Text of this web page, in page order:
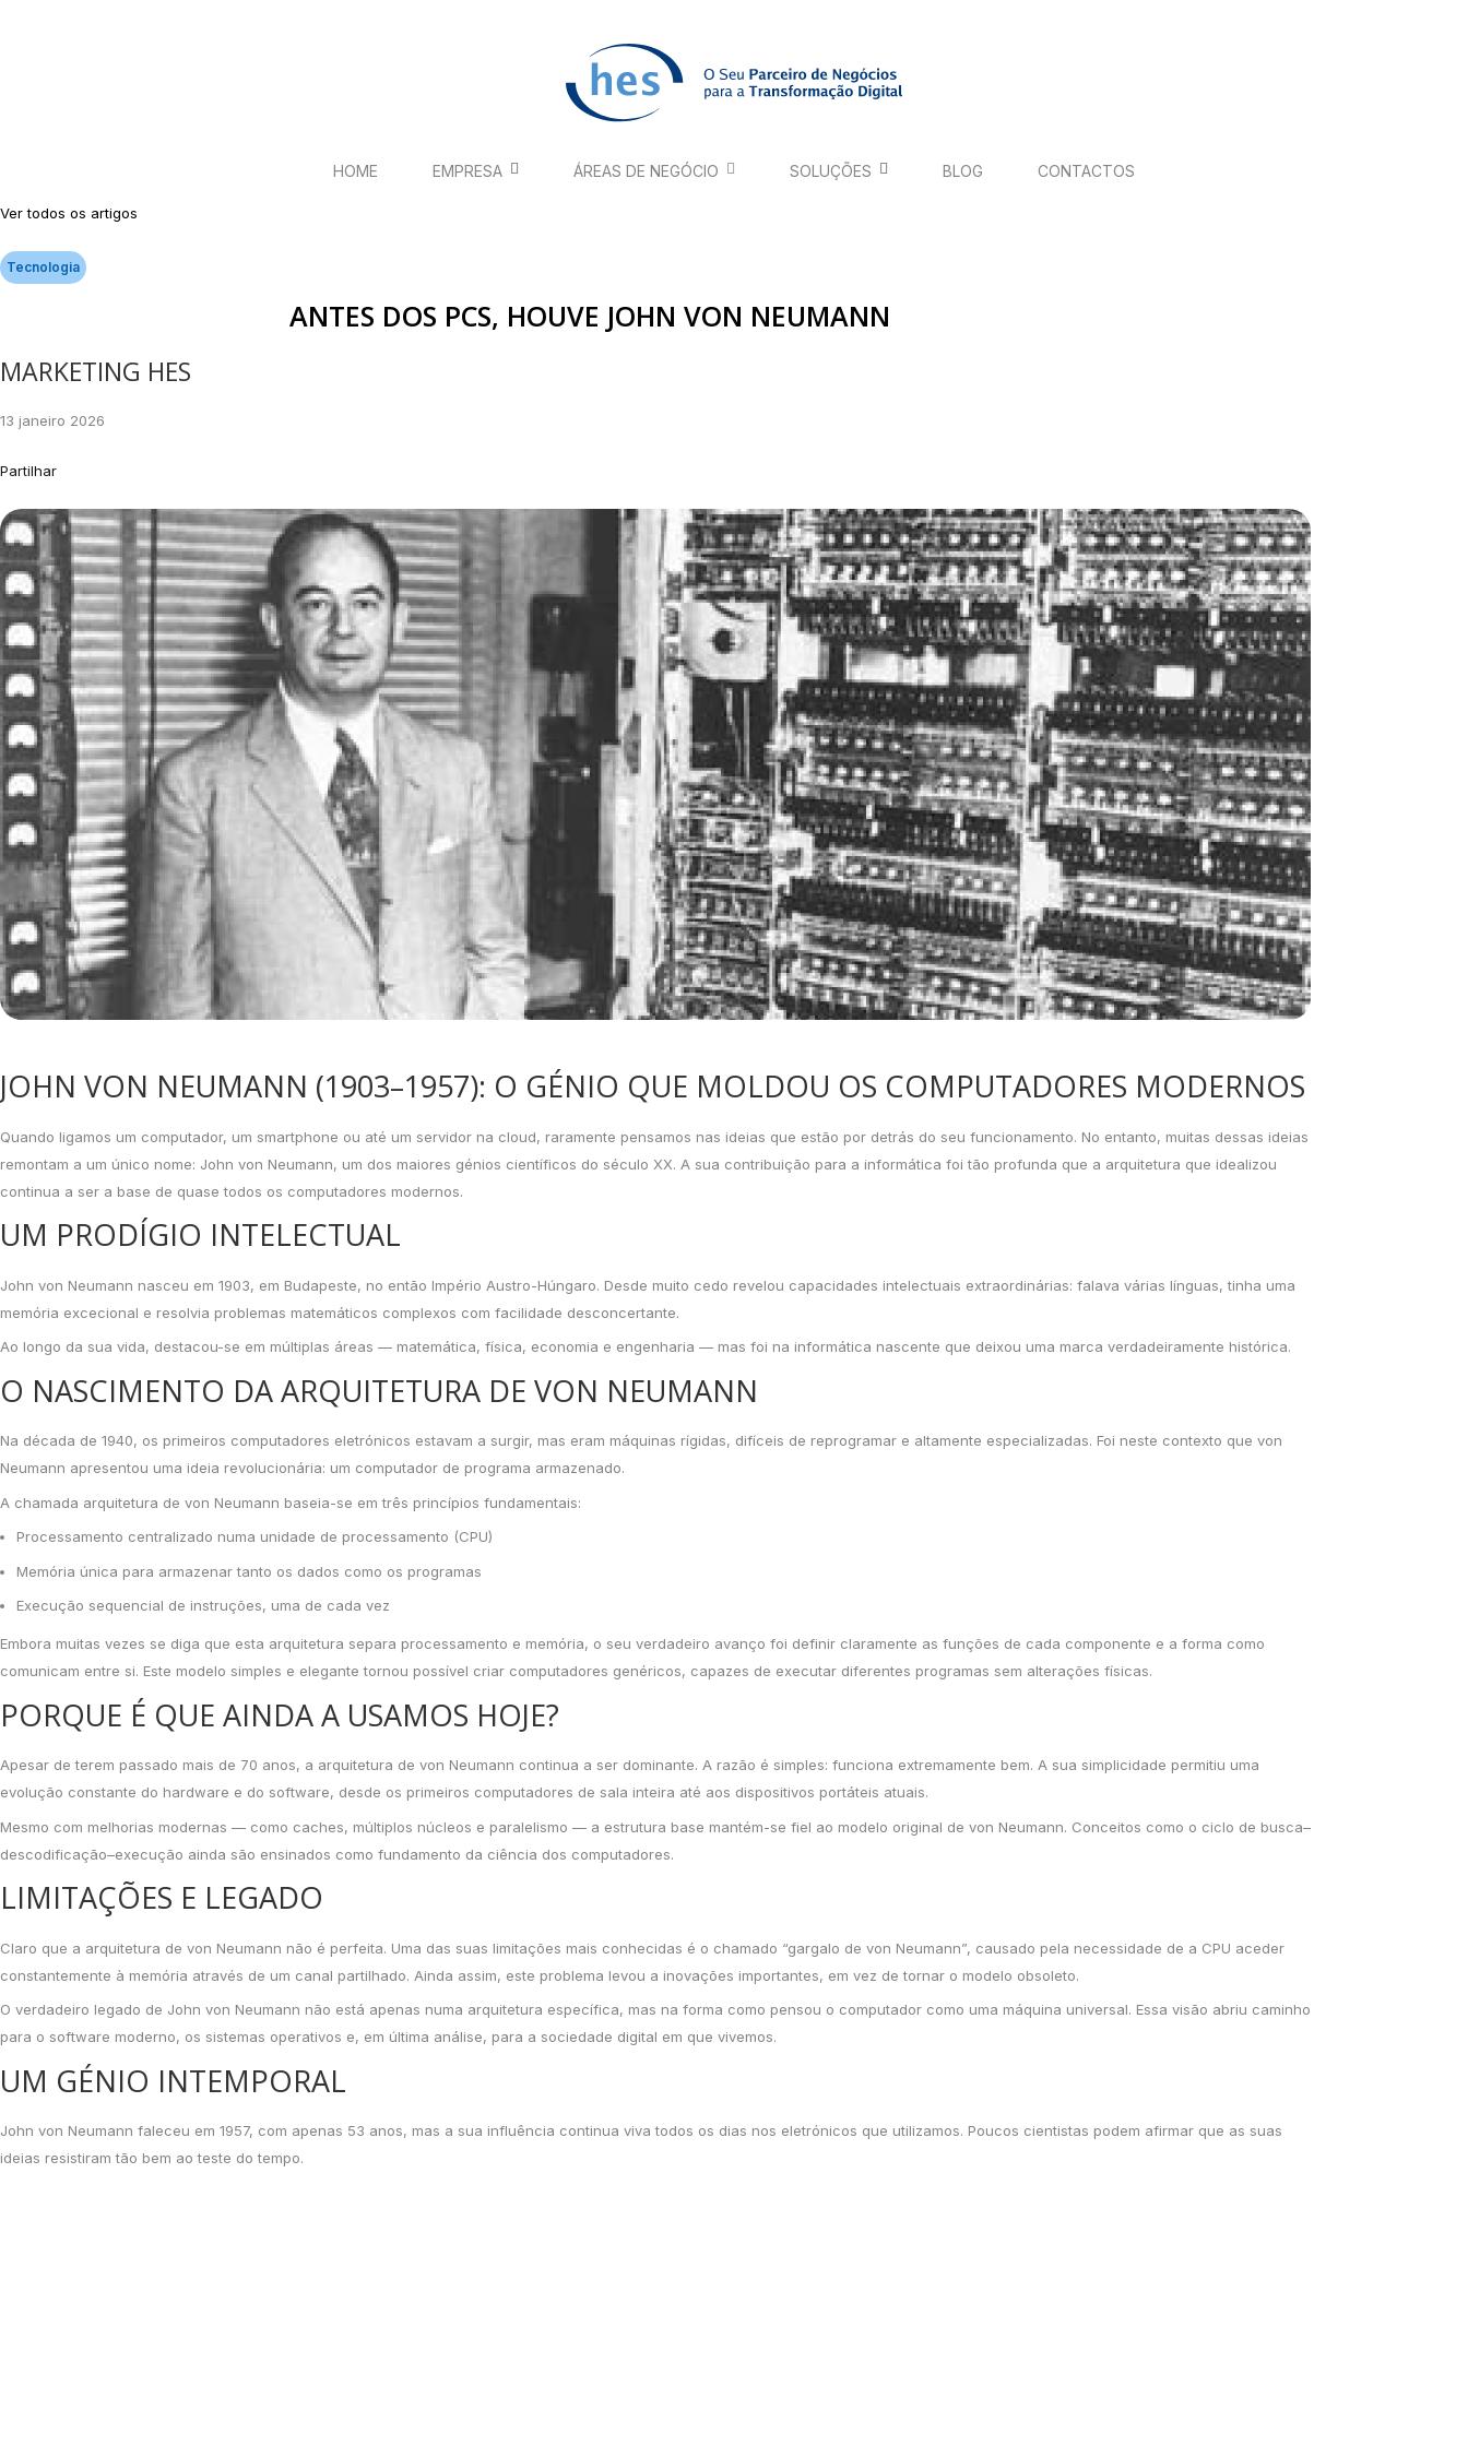
HOME EMPRESA ÁREAS DE NEGÓCIO SOLUÇÕES BLOG CONTACTOS
Ver todos os artigos
Tecnologia
ANTES DOS PCS, HOUVE JOHN VON NEUMANN
MARKETING HES
13 janeiro 2026
Partilhar
JOHN VON NEUMANN (1903–1957): O GÉNIO QUE MOLDOU OS COMPUTADORES MODERNOS
Quando ligamos um computador, um smartphone ou até um servidor na cloud, raramente pensamos nas ideias que estão por detrás do seu funcionamento. No entanto, muitas dessas ideias
remontam a um único nome: John von Neumann, um dos maiores génios científicos do século XX. A sua contribuição para a informática foi tão profunda que a arquitetura que idealizou
continua a ser a base de quase todos os computadores modernos.
UM PRODÍGIO INTELECTUAL
John von Neumann nasceu em 1903, em Budapeste, no então Império Austro-Húngaro. Desde muito cedo revelou capacidades intelectuais extraordinárias: falava várias línguas, tinha uma
memória excecional e resolvia problemas matemáticos complexos com facilidade desconcertante.
Ao longo da sua vida, destacou-se em múltiplas áreas — matemática, física, economia e engenharia — mas foi na informática nascente que deixou uma marca verdadeiramente histórica.
O NASCIMENTO DA ARQUITETURA DE VON NEUMANN
Na década de 1940, os primeiros computadores eletrónicos estavam a surgir, mas eram máquinas rígidas, difíceis de reprogramar e altamente especializadas. Foi neste contexto que von
Neumann apresentou uma ideia revolucionária: um computador de programa armazenado.
A chamada arquitetura de von Neumann baseia-se em três princípios fundamentais:
Processamento centralizado numa unidade de processamento (CPU)
Memória única para armazenar tanto os dados como os programas
Execução sequencial de instruções, uma de cada vez
Embora muitas vezes se diga que esta arquitetura separa processamento e memória, o seu verdadeiro avanço foi definir claramente as funções de cada componente e a forma como
comunicam entre si. Este modelo simples e elegante tornou possível criar computadores genéricos, capazes de executar diferentes programas sem alterações físicas.
PORQUE É QUE AINDA A USAMOS HOJE?
Apesar de terem passado mais de 70 anos, a arquitetura de von Neumann continua a ser dominante. A razão é simples: funciona extremamente bem. A sua simplicidade permitiu uma
evolução constante do hardware e do software, desde os primeiros computadores de sala inteira até aos dispositivos portáteis atuais.
Mesmo com melhorias modernas — como caches, múltiplos núcleos e paralelismo — a estrutura base mantém-se fiel ao modelo original de von Neumann. Conceitos como o ciclo de busca–
descodificação–execução ainda são ensinados como fundamento da ciência dos computadores.
LIMITAÇÕES E LEGADO
Claro que a arquitetura de von Neumann não é perfeita. Uma das suas limitações mais conhecidas é o chamado “gargalo de von Neumann”, causado pela necessidade de a CPU aceder
constantemente à memória através de um canal partilhado. Ainda assim, este problema levou a inovações importantes, em vez de tornar o modelo obsoleto.
O verdadeiro legado de John von Neumann não está apenas numa arquitetura específica, mas na forma como pensou o computador como uma máquina universal. Essa visão abriu caminho
para o software moderno, os sistemas operativos e, em última análise, para a sociedade digital em que vivemos.
UM GÉNIO INTEMPORAL
John von Neumann faleceu em 1957, com apenas 53 anos, mas a sua influência continua viva todos os dias nos eletrónicos que utilizamos. Poucos cientistas podem afirmar que as suas
ideias resistiram tão bem ao teste do tempo.